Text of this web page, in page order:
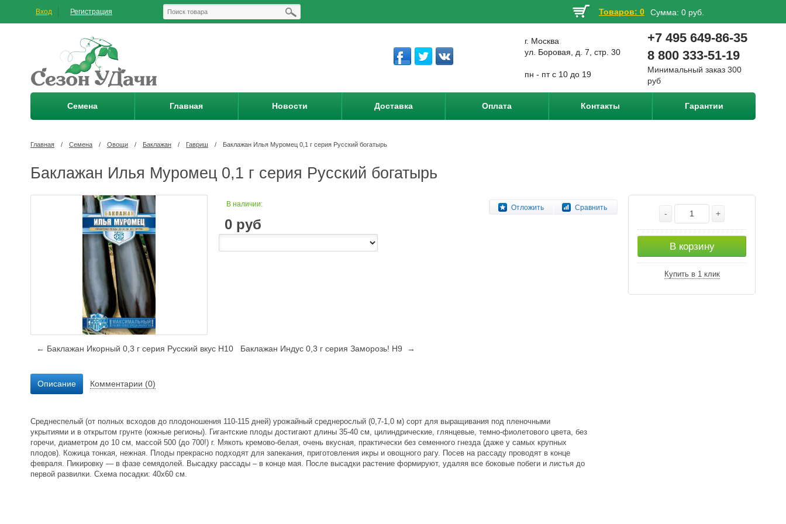
Вход Регистрация Товаров: 0 Сумма: 0 руб.
г. Москва
ул. Боровая, д. 7, стр. 30
пн - пт с 10 до 19
+7 495 649-86-35
8 800 333-51-19
Минимальный заказ 300
руб
Семена Главная Новости Доставка Оплата Контакты Гарантии
Главная / Семена / Овощи / Баклажан / Гавриш / Баклажан Илья Муромец 0,1 г серия Русский богатырь
Баклажан Илья Муромец 0,1 г серия Русский богатырь
Отложить Сравнить
В наличии:
0 руб
- +
В корзину
Купить в 1 клик
← Баклажан Икорный 0,3 г серия Русский вкус Н10 Баклажан Индус 0,3 г серия Заморозь! Н9 →
Описание Комментарии (0)
Среднеспелый (от полных всходов до плодоношения 110-115 дней) урожайный среднерослый (0,7-1,0 м) сорт для выращивания под пленочными
укрытиями и в открытом грунте (южные регионы). Гигантские плоды достигают длины 35-40 см, цилиндрические, глянцевые, темно-фиолетового цвета, без
горечи, диаметром до 10 см, массой 500 (до 700!) г. Мякоть кремово-белая, очень вкусная, практически без семенного гнезда (даже у самых крупных
плодов). Кожица тонкая, нежная. Плоды прекрасно подходят для запекания, приготовления икры и овощного рагу. Посев на рассаду проводят в конце
февраля. Пикировку — в фазе семядолей. Высадку рассады – в конце мая. После высадки растение формируют, удаляя все боковые побеги и листья до
первой развилки. Схема посадки: 40х60 см.